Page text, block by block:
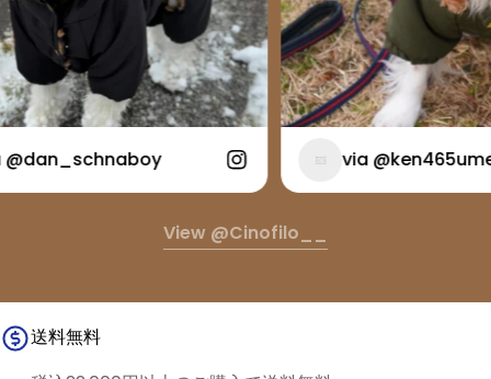
via @ken465ume
View @cinofilo__
送料無料